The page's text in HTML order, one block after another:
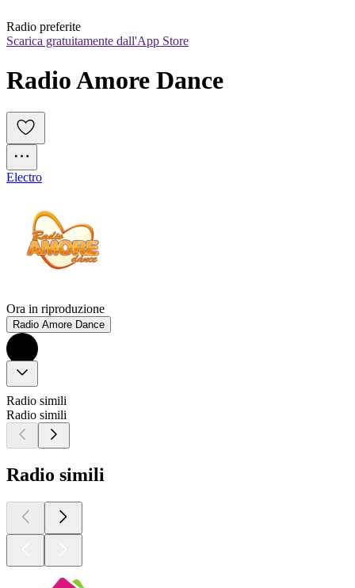
Radio preferite
Scarica gratuitamente dall'App Store
Radio Amore Dance
Electro
Ora in riproduzione
Radio Amore Dance
Radio simili
Radio simili
Radio simili